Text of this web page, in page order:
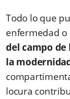
Todo lo que
enfermedad o
del campo de
la
locura